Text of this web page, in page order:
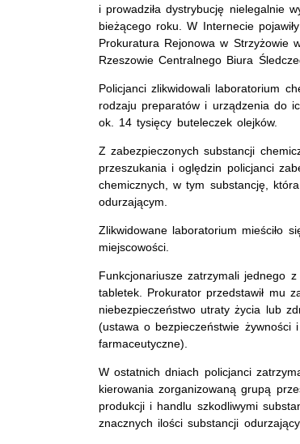
i prowadziła dystrybucję nielegalnie
bieżącego roku. W Internecie
Prokuratura Rejonowa w Strzyżowie
Rzeszowie Centralnego Biura
Policjanci zlikwidowali laboratorium
rodzaju preparatów i urządzenia do
ok. 14 tysięcy buteleczek olejków.
Z zabezpieczonych substancji
przeszukania i oględzin policjanci
chemicznych, w tym substancję,
odurzającym.
Zlikwidowane laboratorium mieściło
miejscowości.
Funkcjonariusze zatrzymali jednego
tabletek. Prokurator przedstawił mu
niebezpieczeństwo utraty życia lub
(ustawa o bezpieczeństwie
farmaceutyczne).
W ostatnich dniach policjanci
kierowania zorganizowaną grupą
produkcji i handlu szkodliwymi
znacznych ilości substancji